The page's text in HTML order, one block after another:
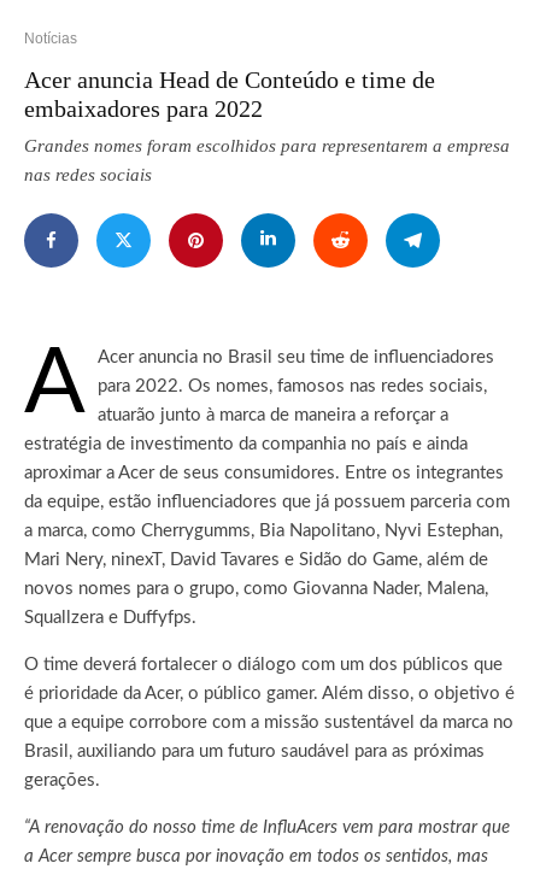
Notícias
Acer anuncia Head de Conteúdo e time de
embaixadores para 2022
Grandes nomes foram escolhidos para representarem a empresa
nas redes sociais
A
Acer anuncia no Brasil seu time de influenciadores
para 2022. Os nomes, famosos nas redes sociais,
atuarão junto à marca de maneira a reforçar a
estratégia de investimento da companhia no país e ainda
aproximar a Acer de seus consumidores. Entre os integrantes
da equipe, estão influenciadores que já possuem parceria com
a marca, como Cherrygumms, Bia Napolitano, Nyvi Estephan,
Mari Nery, ninexT, David Tavares e Sidão do Game, além de
novos nomes para o grupo, como Giovanna Nader, Malena,
Squallzera e Duffyfps.
O time deverá fortalecer o diálogo com um dos públicos que
é prioridade da Acer, o público gamer. Além disso, o objetivo é
que a equipe corrobore com a missão sustentável da marca no
Brasil, auxiliando para um futuro saudável para as próximas
gerações.
“A renovação do nosso time de InfluAcers vem para mostrar que
a Acer sempre busca por inovação em todos os sentidos, mas